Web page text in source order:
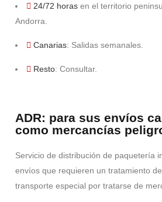
24/72 horas en el territorio
Andorra.
Canarias: Salidas semanales.
Resto: Consultar.
ADR: para sus envíos
como mercancías
Servicio de distribución de paquetería
envíos que requieren un tratamiento
transporte especial por tratarse de